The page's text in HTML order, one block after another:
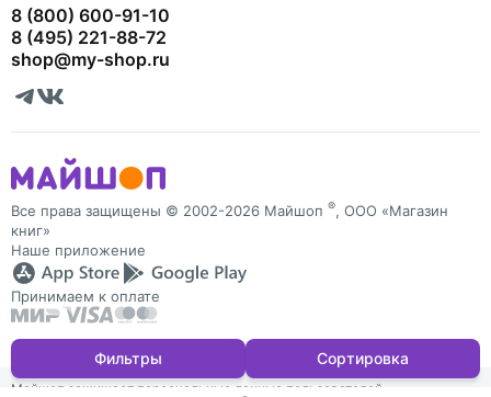
Фильтры Сортировка
8 (800) 600-91-10
8 (495) 221-88-72
shop@my-shop.ru
Все права защищены © 2002-2026 Майшоп ®, ООО «Магазин
книг»
Наше приложение
Принимаем к оплате
Майшоп защищает персональные данные пользователей